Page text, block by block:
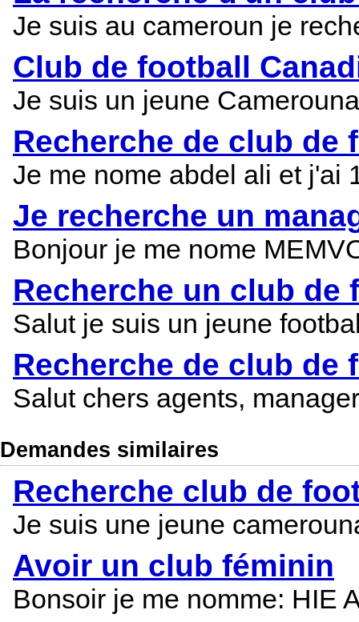
Je suis au cameroun je
Club de football
Je suis un jeune
Recherche de club de
Je me nome abdel ali et j'ai
Je recherche un
Bonjour je me nome
Recherche un club de
Salut je suis un jeune
Recherche de club de
Salut chers agents,
Demandes similaires
Recherche club de
Je suis une jeune
Avoir un club féminin
Bonsoir je me nomme: HIE